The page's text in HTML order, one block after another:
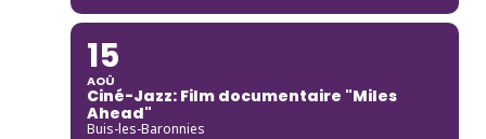
15
AOÛ
Ciné-Jazz: Film documentaire "Miles
Ahead"
Buis-les-Baronnies